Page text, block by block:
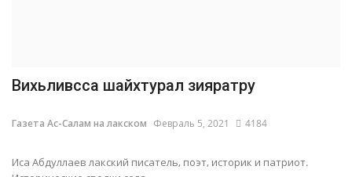
Вихьливсса шайхтурал зияратру
Газета Ас-Салам на лакском Февраль 5, 2021 4184
Иса Абдуллаев лакский писатель, поэт, историк и патриот.